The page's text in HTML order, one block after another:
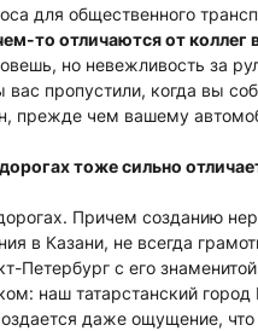
для общественного
то отличаются от коллег
но невежливость за
пропустили, когда вы
прежде чем вашему
тоже сильно
Причем созданию
в Казани, не всегда
Петербург с его
наш татарстанский
даже ощущение,